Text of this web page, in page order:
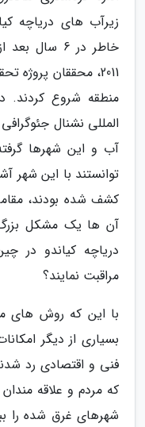
زیرآب های دریاچه
خاطر در 6
2011، محققان
منطقه شروع کردند.
المللی نشنال
آب و این شهرها
توانستند با این شهر
کشف شده بودند،
آن ها یک مشکل بزرگ
دریاچه کیاندو در
مراقبت نمایند؟
با این که روش های
بسیاری از دیگر
فنی و اقتصادی رد
که مردم و علاقه مندان
شهرهای غرق شده را